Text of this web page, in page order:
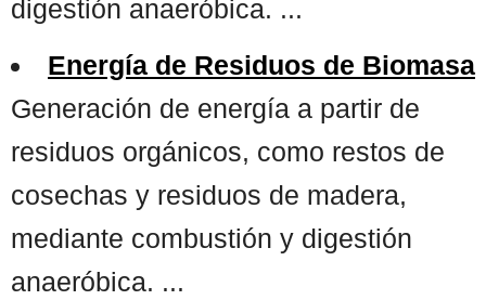
digestión anaeróbica. ...
Energía de Residuos de Biomasa
Generación de energía a partir de
residuos orgánicos, como restos de
cosechas y residuos de madera,
mediante combustión y digestión
anaeróbica. ...